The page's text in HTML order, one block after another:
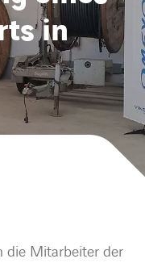
in
die Mitarbeiter der